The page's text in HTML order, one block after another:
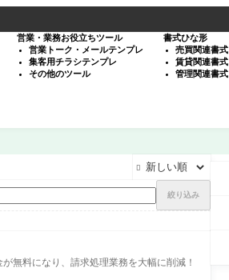
営業・業務お役立ちツール
営業トーク・メールテンプレ
集客用チラシテンプレ
その他のツール
書式ひな形
売買関連書式
賃貸関連書式
管理関連書式

絞り込み
無料になり、請求処理業務を大幅に削減！